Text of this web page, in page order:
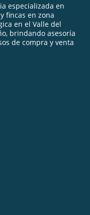
especializada en
fincas en zona
en el Valle del
brindando asesoría
de compra y venta